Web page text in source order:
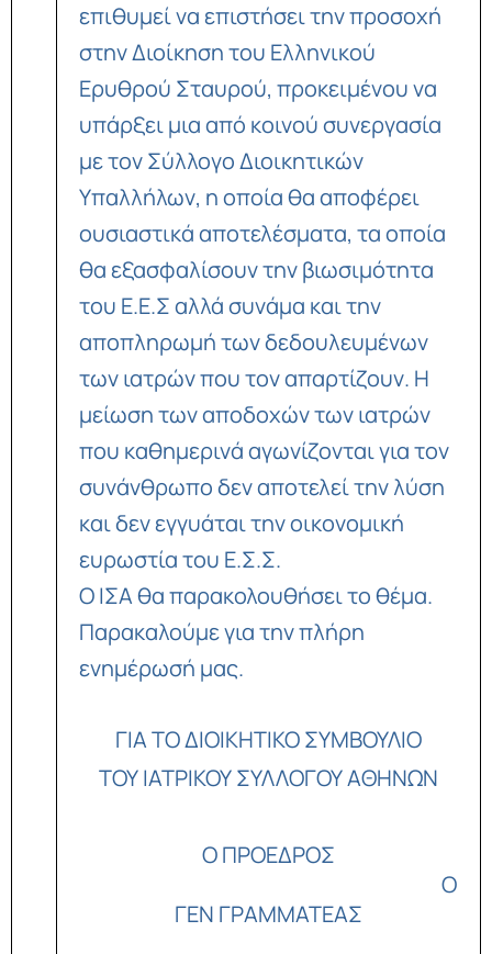
επιθυμεί να επιστήσει την προσοχή
στην Διοίκηση του Ελληνικού
Ερυθρού Σταυρού, προκειμένου να
υπάρξει μια από κοινού συνεργασία
με τον Σύλλογο Διοικητικών
Υπαλλήλων, η οποία θα αποφέρει
ουσιαστικά αποτελέσματα, τα οποία
θα εξασφαλίσουν την βιωσιμότητα
του Ε.Ε.Σ αλλά συνάμα και την
αποπληρωμή των δεδουλευμένων
των ιατρών που τον απαρτίζουν. Η
μείωση των αποδοχών των ιατρών
που καθημερινά αγωνίζονται για τον
συνάνθρωπο δεν αποτελεί την λύση
και δεν εγγυάται την οικονομική
ευρωστία του Ε.Σ.Σ.
Ο ΙΣΑ θα παρακολουθήσει το θέμα.
Παρακαλούμε για την πλήρη
ενημέρωσή μας.
ΓΙΑ ΤΟ ΔΙΟΙΚΗΤΙΚΟ ΣΥΜΒΟΥΛΙΟ
ΤΟΥ ΙΑΤΡΙΚΟΥ ΣΥΛΛΟΓΟΥ ΑΘΗΝΩΝ
Ο ΠΡΟΕΔΡΟΣ
Ο
ΓΕΝ ΓΡΑΜΜΑΤΕΑΣ